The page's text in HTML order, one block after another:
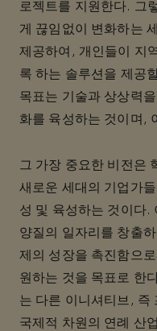
로젝트를 지원한다. 그
게 끊임없이 변화하는
제공하여, 개인들이 지
록 하는 솔루션을 제공
목표는 기술과 상상력
화를 육성하는 것이며,
그 가장 중요한 비전은
새로운 세대의 기업가
성 및 육성하는 것이다.
양질의 일자리를 창출
제의 성장을 촉진함으
원하는 것을 목표로 한
는 다른 이니셔티브, 즉
국제적 차원의 연례 산